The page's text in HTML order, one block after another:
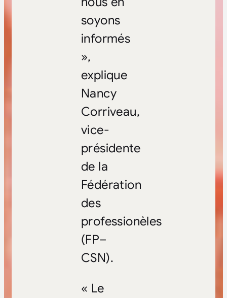
soyons
informés
»,
explique
Nancy
Corriveau,
vice-
présidente
de la
Fédération
des
professionèles
(FP–
CSN).
« Le